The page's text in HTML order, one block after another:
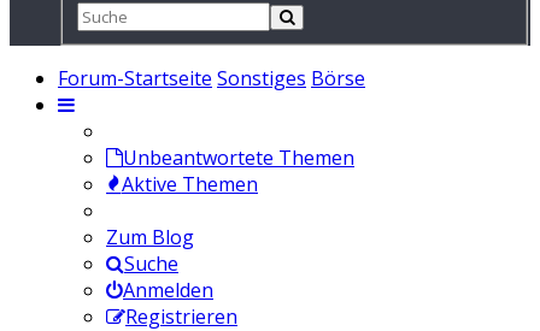
Forum-Startseite Sonstiges Börse
Unbeantwortete Themen
Aktive Themen
Zum Blog
Suche
Anmelden
Registrieren